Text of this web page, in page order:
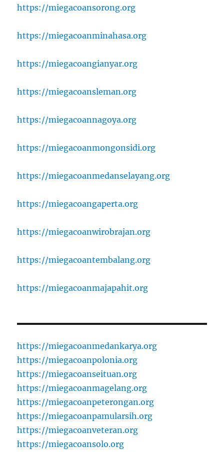
https://miegacoansorong.org
https://miegacoanminahasa.org
https://miegacoangianyar.org
https://miegacoansleman.org
https://miegacoannagoya.org
https://miegacoanmongonsidi.org
https://miegacoanmedanselayang.org
https://miegacoangaperta.org
https://miegacoanwirobrajan.org
https://miegacoantembalang.org
https://miegacoanmajapahit.org
https://miegacoanmedankarya.org
https://miegacoanpolonia.org
https://miegacoanseituan.org
https://miegacoanmagelang.org
https://miegacoanpeterongan.org
https://miegacoanpamularsih.org
https://miegacoanveteran.org
https://miegacoansolo.org